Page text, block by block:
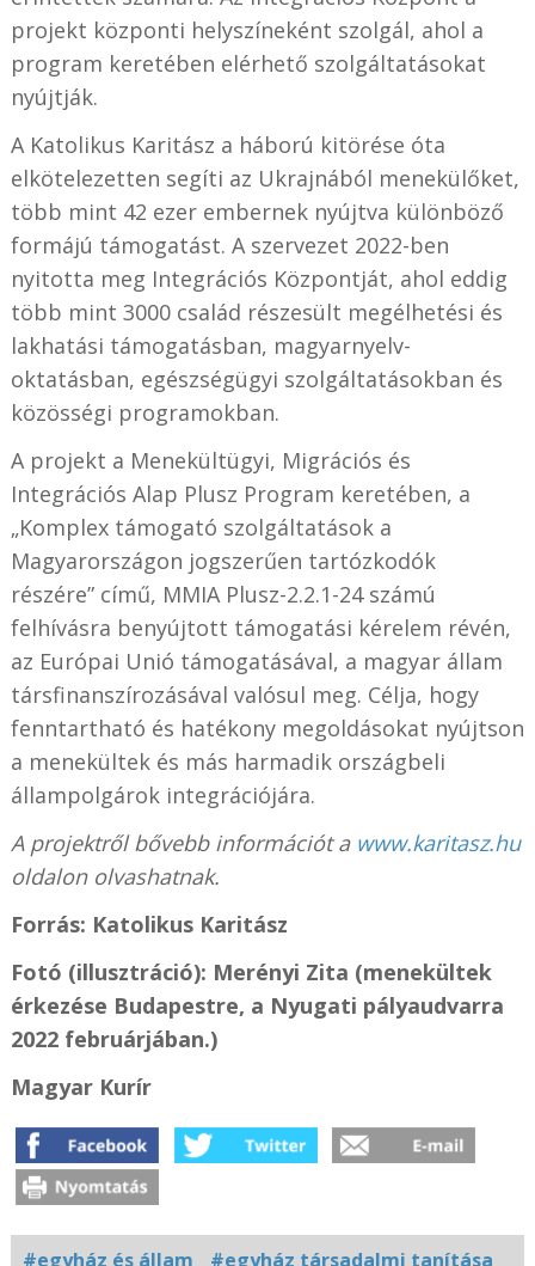
projekt központi helyszíneként szolgál, ahol a
program keretében elérhető szolgáltatásokat
nyújtják.
A Katolikus Karitász a háború kitörése óta
elkötelezetten segíti az Ukrajnából menekülőket,
több mint 42 ezer embernek nyújtva különböző
formájú támogatást. A szervezet 2022-ben
nyitotta meg Integrációs Központját, ahol eddig
több mint 3000 család részesült megélhetési és
lakhatási támogatásban, magyarnyelv-
oktatásban, egészségügyi szolgáltatásokban és
közösségi programokban.
A projekt a Menekültügyi, Migrációs és
Integrációs Alap Plusz Program keretében, a
„Komplex támogató szolgáltatások a
Magyarországon jogszerűen tartózkodók
részére” című, MMIA Plusz-2.2.1-24 számú
felhívásra benyújtott támogatási kérelem révén,
az Európai Unió támogatásával, a magyar állam
társfinanszírozásával valósul meg. Célja, hogy
fenntartható és hatékony megoldásokat nyújtson
a menekültek és más harmadik országbeli
állampolgárok integrációjára.
A projektről bővebb információt a www.karitasz.hu
oldalon olvashatnak.
Forrás: Katolikus Karitász
Fotó (illusztráció): Merényi Zita (menekültek
érkezése Budapestre, a Nyugati pályaudvarra
2022 februárjában.)
Magyar Kurír
#egyház és állam #egyház társadalmi tanítása